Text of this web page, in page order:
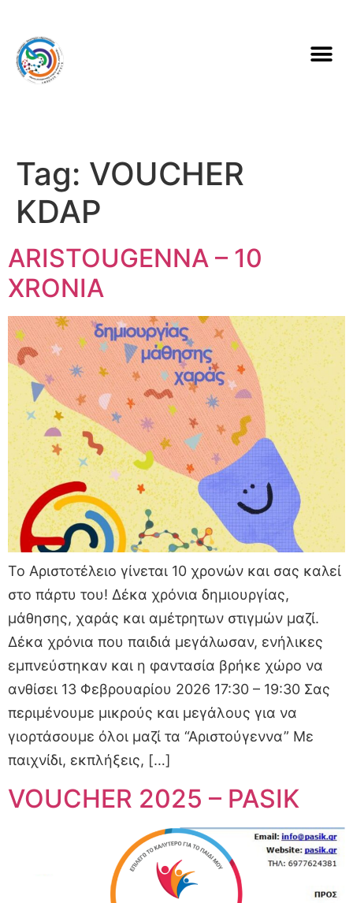
Tag: VOUCHER
KDAP
ARISTOUGENNA – 10
XRONIA
Το Αριστοτέλειο γίνεται 10 χρονών και σας καλεί
στο πάρτυ του! Δέκα χρόνια δημιουργίας,
μάθησης, χαράς και αμέτρητων στιγμών μαζί.
Δέκα χρόνια που παιδιά μεγάλωσαν, ενήλικες
εμπνεύστηκαν και η φαντασία βρήκε χώρο να
ανθίσει 13 Φεβρουαρίου 2026 17:30 – 19:30 Σας
περιμένουμε μικρούς και μεγάλους για να
γιορτάσουμε όλοι μαζί τα “Αριστούγεννα” Με
παιχνίδι, εκπλήξεις, […]
VOUCHER 2025 – PASIK